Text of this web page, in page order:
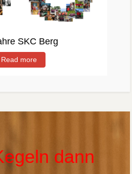
SKC Berg
Read more
dann